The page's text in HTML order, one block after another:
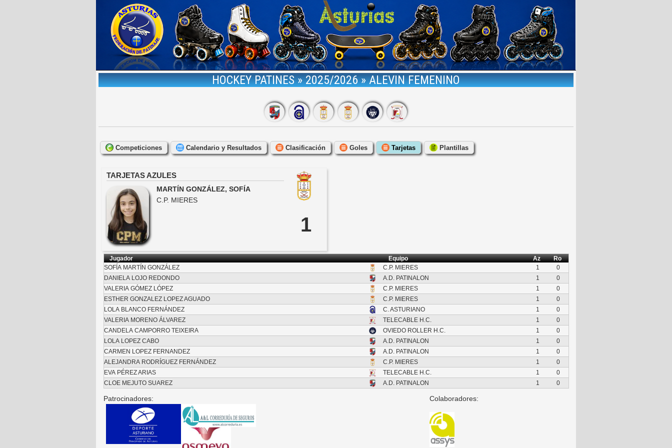
HOCKEY PATINES » 2025/2026 » ALEVIN FEMENINO
Competiciones Calendario y Resultados Clasificación Goles Tarjetas Plantillas
TARJETAS AZULES
MARTÍN GONZÁLEZ, SOFÍA
C.P. MIERES
1
Jugador Equipo Az
Ro
SOFÍA MARTÍN GONZÁLEZ
C.P. MIERES 1
0
DANIELA LOJO REDONDO
A.D. PATINALON 1
0
VALERIA GÓMEZ LÓPEZ
C.P. MIERES 1
0
ESTHER GONZALEZ LOPEZ AGUADO
C.P. MIERES 1
0
LOLA BLANCO FERNÁNDEZ
C. ASTURIANO 1
0
VALERIA MORENO ÁLVAREZ
TELECABLE H.C. 1
0
CANDELA CAMPORRO TEIXEIRA
OVIEDO ROLLER H.C. 1
0
LOLA LOPEZ CABO
A.D. PATINALON 1
0
CARMEN LOPEZ FERNANDEZ
A.D. PATINALON 1
0
ALEJANDRA RODRÍGUEZ FERNÁNDEZ
C.P. MIERES 1
0
EVA PÉREZ ARIAS
TELECABLE H.C. 1
0
CLOE MEJUTO SUAREZ
A.D. PATINALON 1 0
Patrocinadores: Colaboradores: